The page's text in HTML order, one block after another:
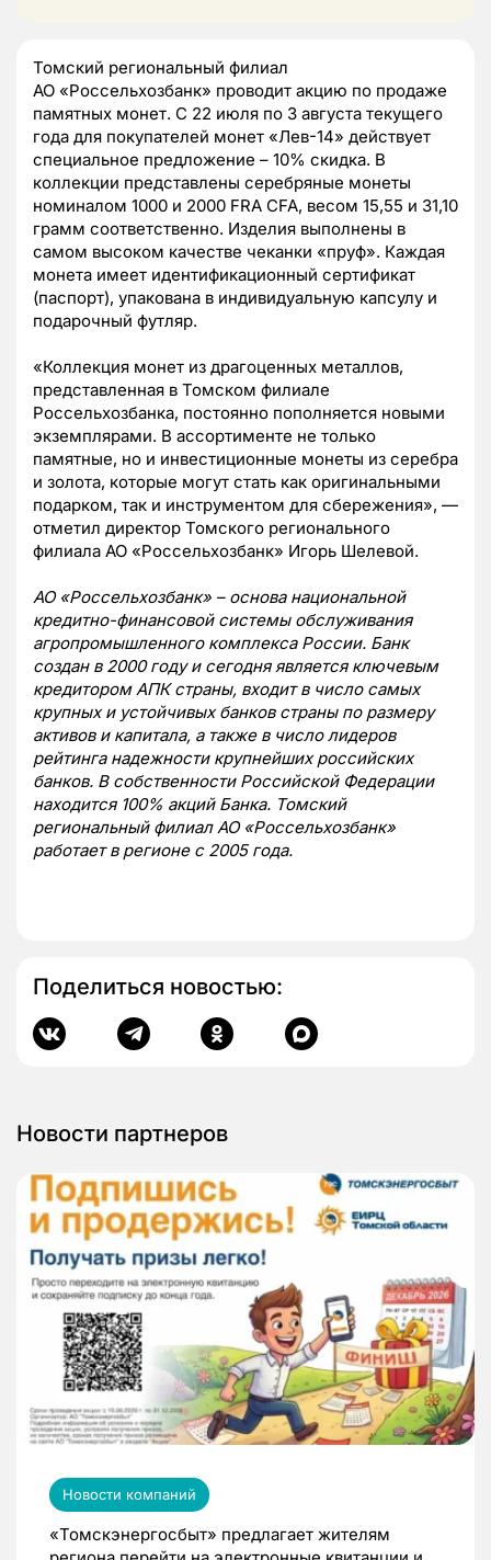
Томский региональный филиал
АО «Россельхозбанк» проводит акцию по продаже
памятных монет. С 22 июля по 3 августа текущего
года для покупателей монет «Лев-14» действует
специальное предложение – 10% скидка. В
коллекции представлены серебряные монеты
номиналом 1000 и 2000 FRA CFA, весом 15,55 и 31,10
грамм соответственно. Изделия выполнены в
самом высоком качестве чеканки «пруф». Каждая
монета имеет идентификационный сертификат
(паспорт), упакована в индивидуальную капсулу и
подарочный футляр.
«Коллекция монет из драгоценных металлов,
представленная в Томском филиале
Россельхозбанка, постоянно пополняется новыми
экземплярами. В ассортименте не только
памятные, но и инвестиционные монеты из серебра
и золота, которые могут стать как оригинальными
подарком, так и инструментом для сбережения», —
отметил директор Томского регионального
филиала АО «Россельхозбанк» Игорь Шелевой.
АО «Россельхозбанк» – основа национальной
кредитно-финансовой системы обслуживания
агропромышленного комплекса России. Банк
создан в 2000 году и сегодня является ключевым
кредитором АПК страны, входит в число самых
крупных и устойчивых банков страны по размеру
активов и капитала, а также в число лидеров
рейтинга надежности крупнейших российских
банков. В собственности Российской Федерации
находится 100% акций Банка. Томский
региональный филиал АО «Россельхозбанк»
работает в регионе с 2005 года.
Поделиться новостью:
Новости партнеров
Новости компаний
«Томскэнергосбыт» предлагает жителям